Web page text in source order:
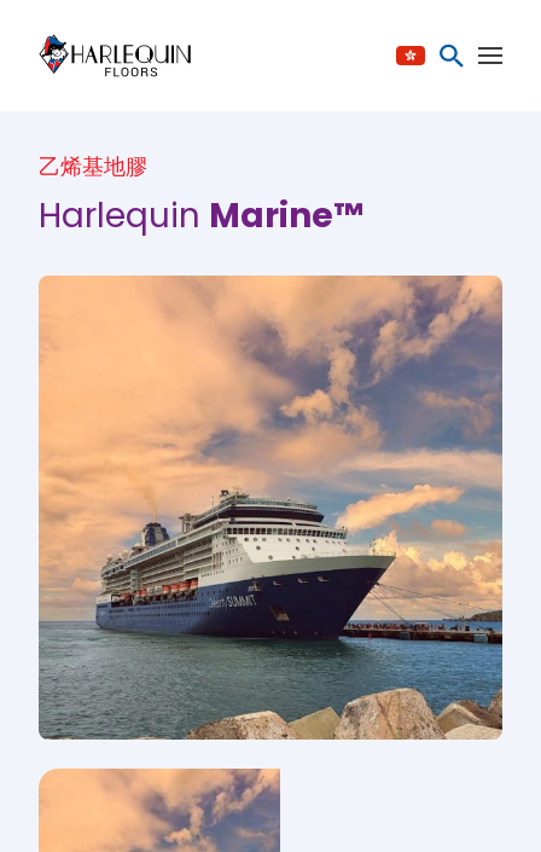
乙烯基地膠
Harlequin Marine™